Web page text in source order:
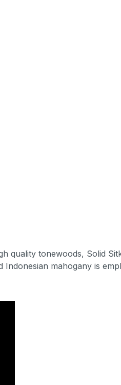
quality tonewoods, Solid
mahogany is